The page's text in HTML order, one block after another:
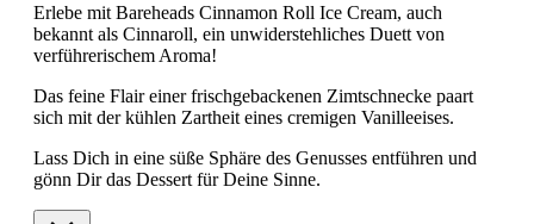
Erlebe mit Bareheads Cinnamon Roll Ice Cream, auch
bekannt als Cinnaroll, ein unwiderstehliches Duett von
verführerischem Aroma!
Das feine Flair einer frischgebackenen Zimtschnecke paart
sich mit der kühlen Zartheit eines cremigen Vanilleeises.
Lass Dich in eine süße Sphäre des Genusses entführen und
gönn Dir das Dessert für Deine Sinne.